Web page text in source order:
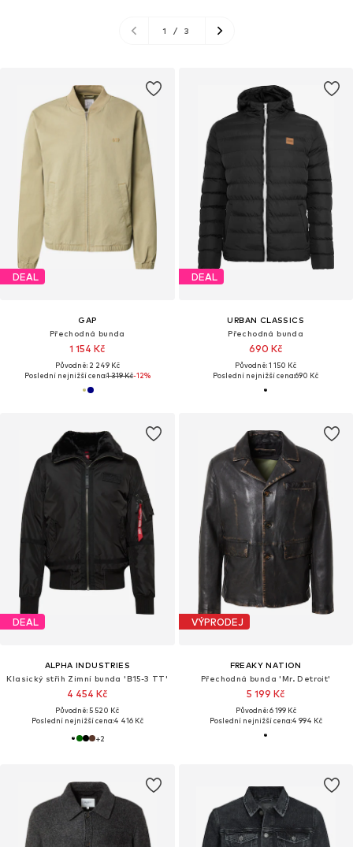
1 / 3
DEAL
GAP
Přechodná bunda
1 154 Kč
Původně: 2 249 Kč
Poslední nejnižší cena:1 319 Kč-12%
DEAL
URBAN CLASSICS
Přechodná bunda
690 Kč
Původně: 1 150 Kč
Poslední nejnižší cena:690 Kč
DEAL
ALPHA INDUSTRIES
Klasický střih Zimní bunda 'B15-3 TT'
4 454 Kč
Původně: 5 520 Kč
Poslední nejnižší cena:4 416 Kč
+2
VÝPRODEJ
FREAKY NATION
Přechodná bunda 'Mr. Detroit'
5 199 Kč
Původně: 6 199 Kč
Poslední nejnižší cena:4 994 Kč